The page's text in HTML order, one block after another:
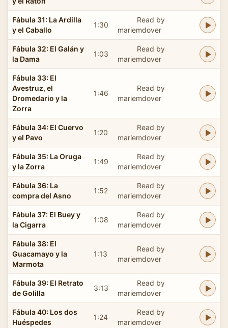
Fábula 31: La Ardilla
y el Caballo
1:30
Read by
mariemdover
Fábula 32: El Galán y
la Dama
1:03
Read by
mariemdover
Fábula 33: El
Avestruz, el
Dromedario y la
Zorra
1:46
Read by
mariemdover
Fábula 34: El Cuervo
y el Pavo
1:20
Read by
mariemdover
Fábula 35: La Oruga
y la Zorra
1:49
Read by
mariemdover
Fábula 36: La
compra del Asno
1:52
Read by
mariemdover
Fábula 37: El Buey y
la Cigarra
1:08
Read by
mariemdover
Fábula 38: El
Guacamayo y la
Marmota
1:13
Read by
mariemdover
Fábula 39: El Retrato
de Golilla
3:13
Read by
mariemdover
Fábula 40: Los dos
Huéspedes
1:24
Read by
mariemdover